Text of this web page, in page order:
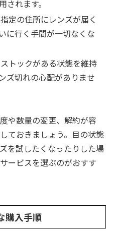
されます。
定の住所にレンズが届く
に行く手間が一切なくな
トックがある状態を維持
ズ切れの心配がありませ
や数量の変更、解約が容
ておきましょう。目の状態
を試したくなったりした場
ービスを選ぶのがおすす
購入手順